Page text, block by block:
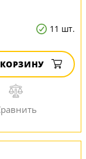
11 шт.